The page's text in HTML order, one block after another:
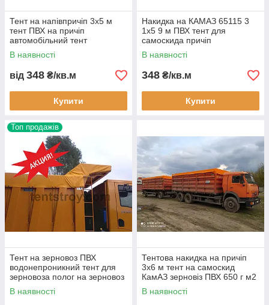
Тент на напівпричіп 3х5 м
тент ПВХ на причіп
автомобільний тент
водонепроникний тент на
вантажівку тентова накидка
В наявності
від 348 ₴/кв.м
Купити
Накидка на КАМАЗ 65115 3
1x5 9 м ПВХ тент для
самоскида причіп
водонепроникний міцний
купити доставка гарантія
В наявності
348 ₴/кв.м
Купити
Топ продажів
Тент на зерновоз ПВХ
водонепроникний тент для
зерновоза полог на зерновоз
тент для кузова вантажівки
захист зерна від дощу пилу
В наявності
Тентова накидка на причіп
3х6 м тент на самоскид
КамАЗ зерновіз ПВХ 650 г м2
водонепроникний тент для
причепа вантажного авто
В наявності